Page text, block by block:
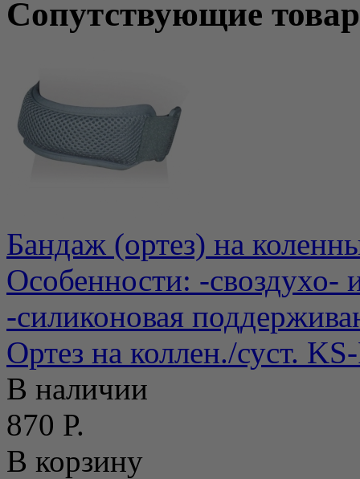
Сопутствующие
Бандаж (ортез) на
Особенности: -своздухо-
-силиконовая
Ортез на коллен./суст.
В наличии
870 Р.
В корзину